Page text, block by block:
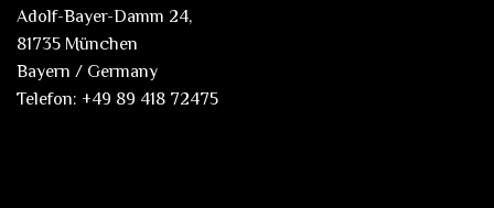
Adolf-Bayer-Damm 24,
81735 München
Bayern / Germany
Telefon: +49 89 418 72475